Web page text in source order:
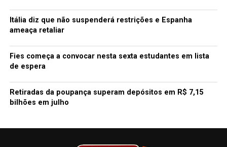
Itália diz que não suspenderá restrições e Espanha
ameaça retaliar
Fies começa a convocar nesta sexta estudantes em lista
de espera
Retiradas da poupança superam depósitos em R$ 7,15
bilhões em julho